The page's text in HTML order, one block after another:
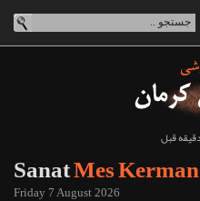
SanatMes Kerman
Friday 7 August 2026